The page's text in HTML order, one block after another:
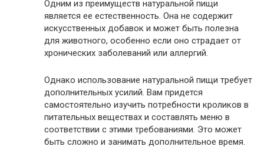
Одним из преимуществ натуральной пищи
является ее естественность. Она не содержит
искусственных добавок и может быть полезна
для животного, особенно если оно страдает от
хронических заболеваний или аллергий.
Однако использование натуральной пищи требует
дополнительных усилий. Вам придется
самостоятельно изучить потребности кроликов в
питательных веществах и составлять меню в
соответствии с этими требованиями. Это может
быть сложно и занимать дополнительное время.